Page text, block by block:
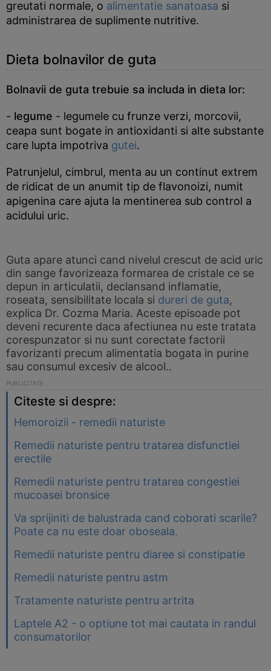
greutati normale, o alimentatie sanatoasa si
administrarea de suplimente nutritive.
Dieta bolnavilor de guta
Bolnavii de guta trebuie sa includa in dieta lor:
- legume - legumele cu frunze verzi, morcovii,
ceapa sunt bogate in antioxidanti si alte substante
care lupta impotriva gutei.
Patrunjelul, cimbrul, menta au un continut extrem
de ridicat de un anumit tip de flavonoizi, numit
apigenina care ajuta la mentinerea sub control a
acidului uric.
Guta apare atunci cand nivelul crescut de acid uric
din sange favorizeaza formarea de cristale ce se
depun in articulatii, declansand inflamatie,
roseata, sensibilitate locala si dureri de guta,
explica Dr. Cozma Maria. Aceste episoade pot
deveni recurente daca afectiunea nu este tratata
corespunzator si nu sunt corectate factorii
favorizanti precum alimentatia bogata in purine
sau consumul excesiv de alcool..
Citeste si despre:
Hemoroizii - remedii naturiste
Remedii naturiste pentru tratarea disfunctiei
erectile
Remedii naturiste pentru tratarea congestiei
mucoasei bronsice
Va sprijiniti de balustrada cand coborati scarile?
Poate ca nu este doar oboseala.
Remedii naturiste pentru diaree si constipatie
Remedii naturiste pentru astm
Tratamente naturiste pentru artrita
Laptele A2 - o optiune tot mai cautata in randul
consumatorilor